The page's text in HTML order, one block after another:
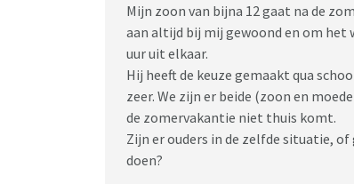
Mijn zoon van bijna 12 gaat na de
aan altijd bij mij gewoond en om het
uur uit elkaar.
Hij heeft de keuze gemaakt qua
zeer. We zijn er beide (zoon en
de zomervakantie niet thuis komt.
Zijn er ouders in de zelfde situatie,
doen?